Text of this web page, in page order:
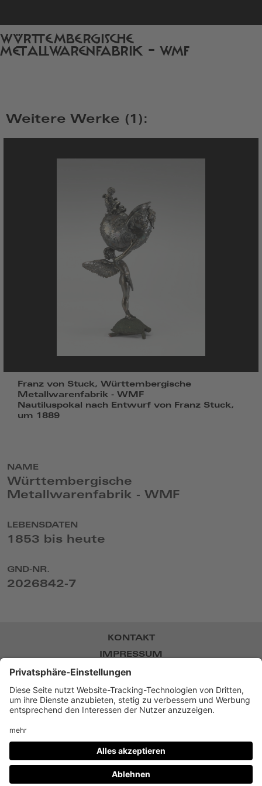
Startseite
WÜRTTEMBERGISCHE
METALLWARENFABRIK - WMF
Weitere Werke (1):
Franz von Stuck, Württembergische
Metallwarenfabrik - WMF
Nautiluspokal nach Entwurf von Franz Stuck,
um 1889
NAME
Württembergische
Metallwarenfabrik - WMF
LEBENSDATEN
1853 bis heute
GND-NR.
2026842-7
KONTAKT
IMPRESSUM
DATENSCHUTZ
NEWSLETTER
BARRIEREFREIHEIT
Prinzregentenstr. 60, D-81675
München
Twitter
Facebook
Instagram
YouTube
TikTok